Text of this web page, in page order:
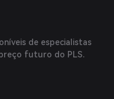
de especialistas
futuro do PLS.